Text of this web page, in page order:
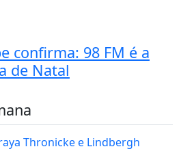
confirma: 98 FM é a
de Natal
Thronicke e Lindbergh